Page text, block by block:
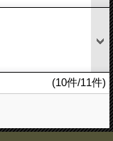
(10件/11件)